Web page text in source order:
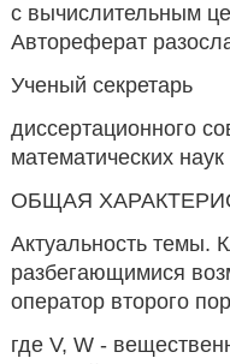
с вычислительным
Автореферат
Ученый секретарь
диссертационного
математических наук
ОБЩАЯ
Актуальность темы.
разбегающимися
оператор второго
где V, W -